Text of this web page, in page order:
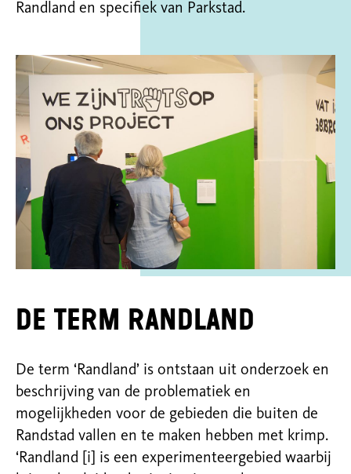
Randland en specifiek van Parkstad.
De term Randland
De term ‘Randland’ is ontstaan uit onderzoek en
beschrijving van de problematiek en
mogelijkheden voor de gebieden die buiten de
Randstad vallen en te maken hebben met krimp.
‘Randland [i] is een experimenteergebied waarbij